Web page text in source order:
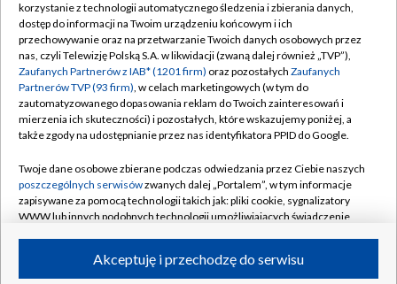
TVP
Abonament TVP
Emisja w TVP
Centrum informacji TVP
Naziemna Telewizja Cyfrowa
Rada Programowa
System NOS
Informacje o nadawcy
Program dla prasy
Regulamin TVP
Polityka prywatności
Moje zgody
Pomoc
Kontakt
Kanały
korzystanie z technologii automatycznego śledzenia i zbierania danych,
dostęp do informacji na Twoim urządzeniu końcowym i ich
przechowywanie oraz na przetwarzanie Twoich danych osobowych przez
nas, czyli Telewizję Polską S.A. w likwidacji (zwaną dalej również „TVP”),
Zaufanych Partnerów z IAB* (1201 firm) oraz pozostałych Zaufanych
Partnerów TVP (93 firm), w celach marketingowych (w tym do
zautomatyzowanego dopasowania reklam do Twoich zainteresowań i
mierzenia ich skuteczności) i pozostałych, które wskazujemy poniżej, a
także zgody na udostępnianie przez nas identyfikatora PPID do Google.
Twoje dane osobowe zbierane podczas odwiedzania przez Ciebie naszych
poszczególnych serwisówzwanych dalej „Portalem”, w tym informacje
zapisywane za pomocą technologii takich jak: pliki cookie, sygnalizatory
WWW lub innych podobnych technologii umożliwiających świadczenie
ruchu w Internecie.Akceptuję i przechodzę do serwisu